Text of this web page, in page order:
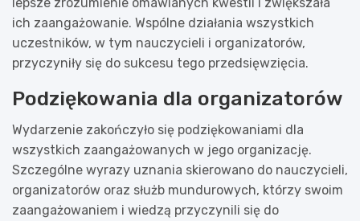
ich zaangażowanie. Wspólne działania wszystkich
uczestników, w tym nauczycieli i organizatorów,
przyczyniły się do sukcesu tego przedsięwzięcia.
Podziękowania dla organizatorów
Wydarzenie zakończyło się podziękowaniami dla
wszystkich zaangażowanych w jego organizację.
Szczególne wyrazy uznania skierowano do nauczycieli,
organizatorów oraz służb mundurowych, którzy swoim
zaangażowaniem i wiedzą przyczynili się do